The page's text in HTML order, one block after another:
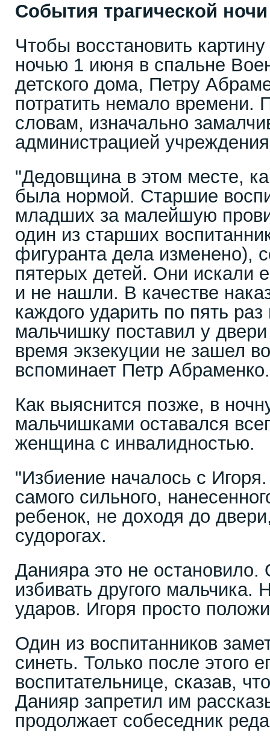
События трагической ночи
Чтобы восстановить
ночью 1 июня в спальне
детского дома, Петру
потратить немало времени.
словам, изначально
администрацией
"Дедовщина в этом месте,
была нормой. Старшие
младших за малейшую
один из старших
фигуранта дела изменено),
пятерых детей. Они искали
и не нашли. В качестве
каждого ударить по пять
мальчишку поставил у
время экзекуции не зашел
вспоминает Петр Абраменко.
Как выяснится позже, в
мальчишками оставался
женщина с инвалидностью.
"Избиение началось с
самого сильного,
ребенок, не доходя до
судорогах.
Данияра это не
избивать другого мальчика.
ударов. Игоря просто
Один из воспитанников
синеть. Только после этого
воспитательнице, сказав,
Данияр запретил им
продолжает собеседник